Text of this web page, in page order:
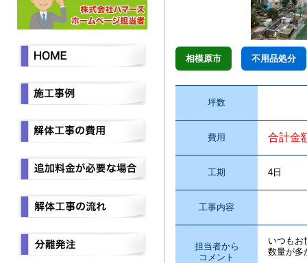
相模原市 不用品処分
坪数
費用 合計金
工期 4日
工事内容
担当者から
コメント
いつもお
数量が多